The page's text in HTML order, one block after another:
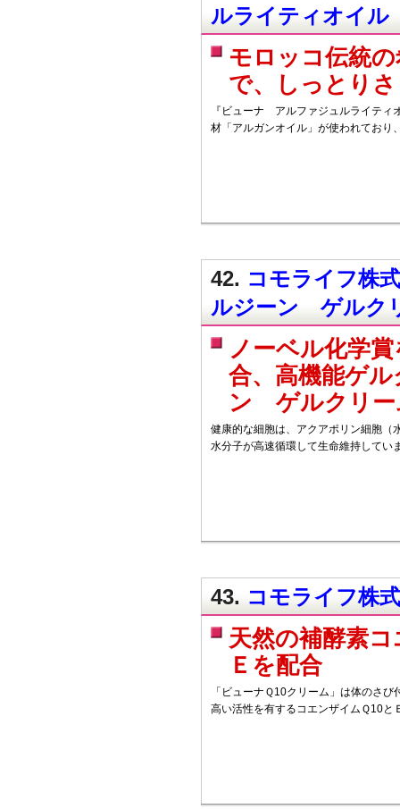
ルライティオイル
モロッコ伝統
で、しっとり
『ビューナ アルファジュルライティ
材「アルガンオイル」が使われており
42. コモライフ株
ルジーン ゲルク
ノーベル化学
合、高機能ゲ
ン ゲルクリー
健康的な細胞は、アクアポリン細胞（
水分子が高速循環して生命維持してい
43. コモライフ株
天然の補酵素
Ｅを配合
「ビューナＱ10クリーム」は体のさ
高い活性を有するコエンザイムＱ10と